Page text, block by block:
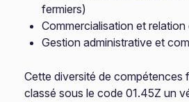
fermiers)
Commercialisation et relation
Gestion administrative et
Cette diversité de compétences
classé sous le code 01.45Z un